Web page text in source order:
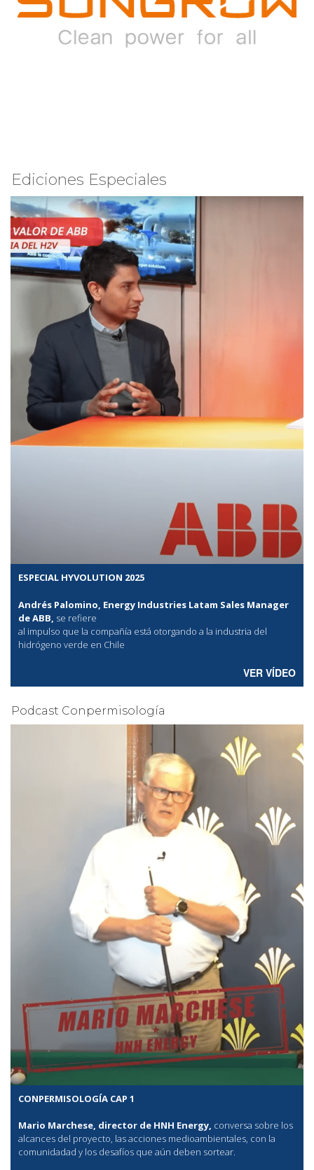
Ediciones Especiales
ESPECIAL HYVOLUTION 2025
Andrés Palomino, Energy Industries Latam Sales Manager
de ABB, se refiere
al impulso que la compañía está otorgando a la industria del
hidrógeno verde en Chile
VER VÍDEO
Podcast Conpermisología
CONPERMISOLOGÍA CAP 1
Mario Marchese, director de HNH Energy, conversa sobre los
alcances del proyecto, las acciones medioambientales, con la
comunidadad y los desafíos que aún deben sortear.